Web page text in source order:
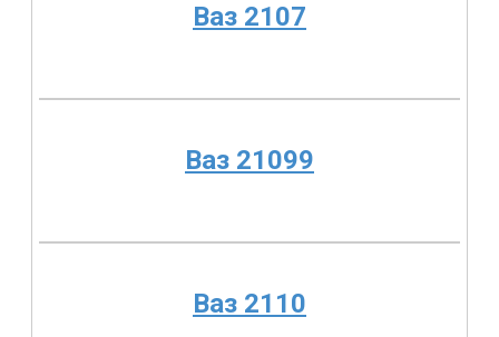
Ваз 2107
Ваз 21099
Ваз 2110